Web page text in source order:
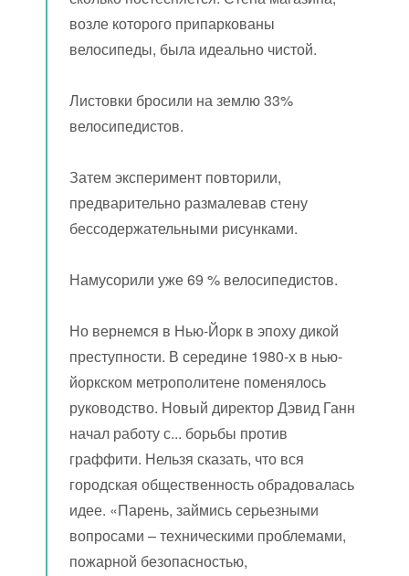
возле которого припаркованы
велосипеды, была идеально чистой.
Листовки бросили на землю 33%
велосипедистов.
Затем эксперимент повторили,
предварительно размалевав стену
бессодержательными рисунками.
Намусорили уже 69 % велосипедистов.
Но вернемся в Нью-Йорк в эпоху дикой
преступности. В середине 1980-х в нью-
йоркском метрополитене поменялось
руководство. Новый директор Дэвид Ганн
начал работу с... борьбы против
граффити. Нельзя сказать, что вся
городская общественность обрадовалась
идее. «Парень, займись серьезными
вопросами – техническими проблемами,
пожарной безопасностью,